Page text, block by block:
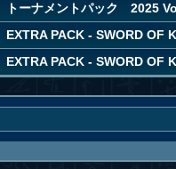
トーナメントパック 2025
EXTRA PACK - SWORD OF
EXTRA PACK - SWORD OF